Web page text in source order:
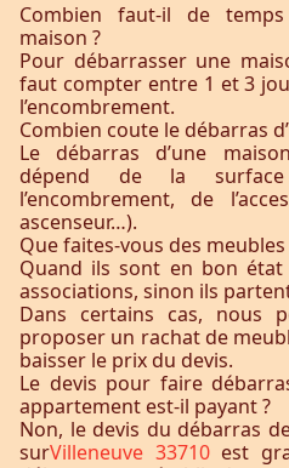
Combien faut-il de
maison ?
Pour débarrasser une
faut compter entre 1 et 3
l’encombrement.
Combien coute le débarras
Le débarras d’une
dépend de la
l’encombrement, de
ascenseur…).
Que faites-vous des
Quand ils sont en bon
associations, sinon ils
Dans certains cas, nous
proposer un rachat de
baisser le prix du devis.
Le devis pour faire
appartement est-il payant ?
Non, le devis du débarras
surVilleneuve 33710 est